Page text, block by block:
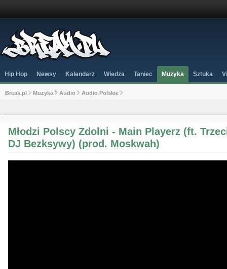
Hip Hop Newsy Kalendarz Wiedza Taniec Muzyka Sztuka
Break.pl Muzyka Audio Audio Polskie
Młodzi Polscy Zdolni - Main Playerz (ft.
DJ Bezksywy) (prod. Moskwah)